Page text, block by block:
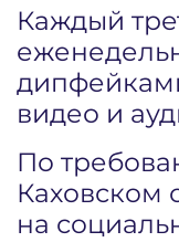
Каждый
видео и
По
Каховском
на